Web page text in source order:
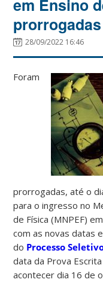
em Ensino
28/09/2022 16:46
Foram
prorrogadas, até o
para o ingresso no
de Física (MNPEF)
com as novas datas
do Processo
data da Prova
acontecer dia 16 de